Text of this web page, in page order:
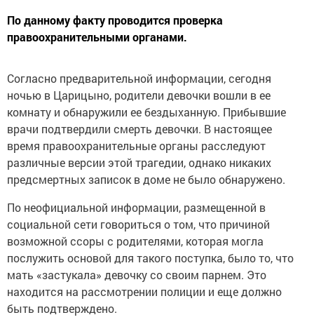
По данному факту проводится проверка
правоохранительными органами.
Согласно предварительной информации, сегодня
ночью в Царицыно, родители девочки вошли в ее
комнату и обнаружили ее бездыханную. Прибывшие
врачи подтвердили смерть девочки. В настоящее
время правоохранительные органы расследуют
различные версии этой трагедии, однако никаких
предсмертных записок в доме не было обнаружено.
По неофициальной информации, размещенной в
социальной сети говориться о том, что причиной
возможной ссоры с родителями, которая могла
послужить основой для такого поступка, было то, что
мать «застукала» девочку со своим парнем. Это
находится на рассмотрении полиции и еще должно
быть подтверждено.